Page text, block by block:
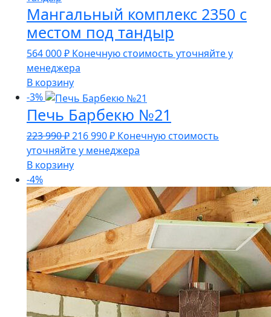
Мангальный комплекс 2350 с
местом под тандыр
564 000₽ Конечную стоимость уточняйте у
менеджера
В корзину
-3%
Печь Барбекю №21
223 990₽ Первоначальная
цена
составляла
990 ₽.
216 990₽Текущая
цена:
Конечную стоимость
уточняйте у менеджера
В корзину
-4%